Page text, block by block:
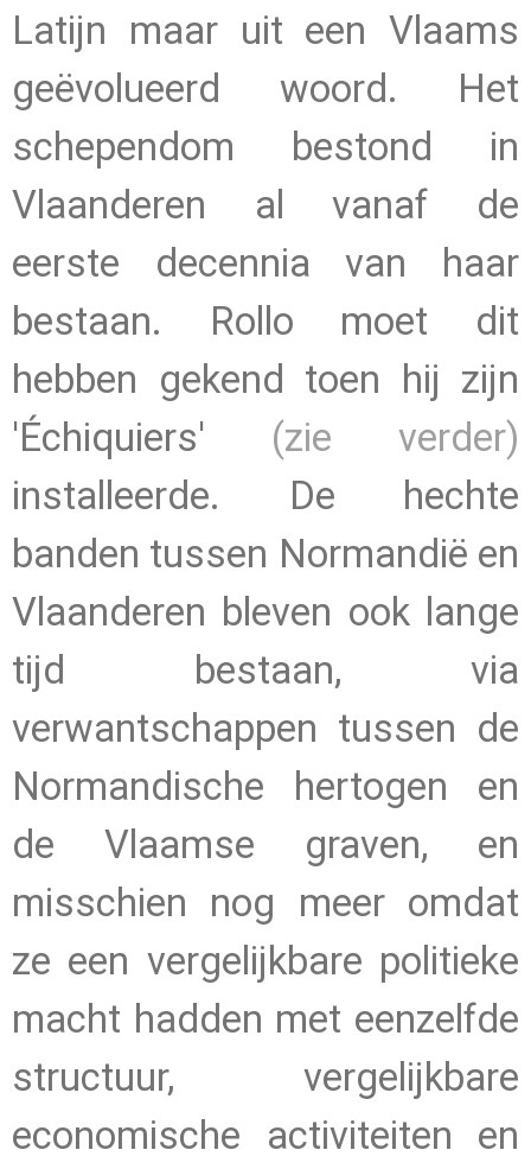
Latijn maar uit een Vlaams
geëvolueerd woord. Het
schependom bestond in
Vlaanderen al vanaf de
eerste decennia van haar
bestaan. Rollo moet dit
hebben gekend toen hij zijn
'Échiquiers' (zie verder)
installeerde. De hechte
banden tussen Normandië en
Vlaanderen bleven ook lange
tijd bestaan, via
verwantschappen tussen de
Normandische hertogen en
de Vlaamse graven, en
misschien nog meer omdat
ze een vergelijkbare politieke
macht hadden met eenzelfde
structuur, vergelijkbare
economische activiteiten en